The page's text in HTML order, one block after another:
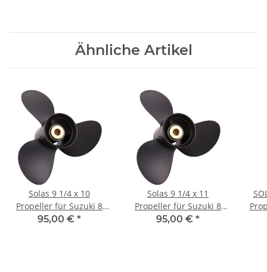
Ähnliche Artikel
Solas 9 1/4 x 10
Propeller für Suzuki 8
9,9 15 20 PS 3 Blatt mit
95,00 € *
Solas 9 1/4 x 11
Propeller für Suzuki 8
9.9 15 20 PS 3 Blatt mit
95,00 € *